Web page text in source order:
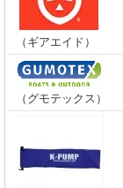
（ギアエイド）
（グモテックス）